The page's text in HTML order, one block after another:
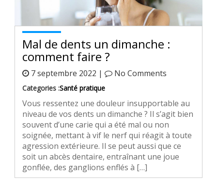
Mal de dents un dimanche :
comment faire ?
7 septembre 2022 | No Comments
Categories :Santé pratique
Vous ressentez une douleur insupportable au
niveau de vos dents un dimanche ? Il s’agit bien
souvent d’une carie qui a été mal ou non
soignée, mettant à vif le nerf qui réagit à toute
agression extérieure. Il se peut aussi que ce
soit un abcès dentaire, entraînant une joue
gonflée, des ganglions enflés à […]